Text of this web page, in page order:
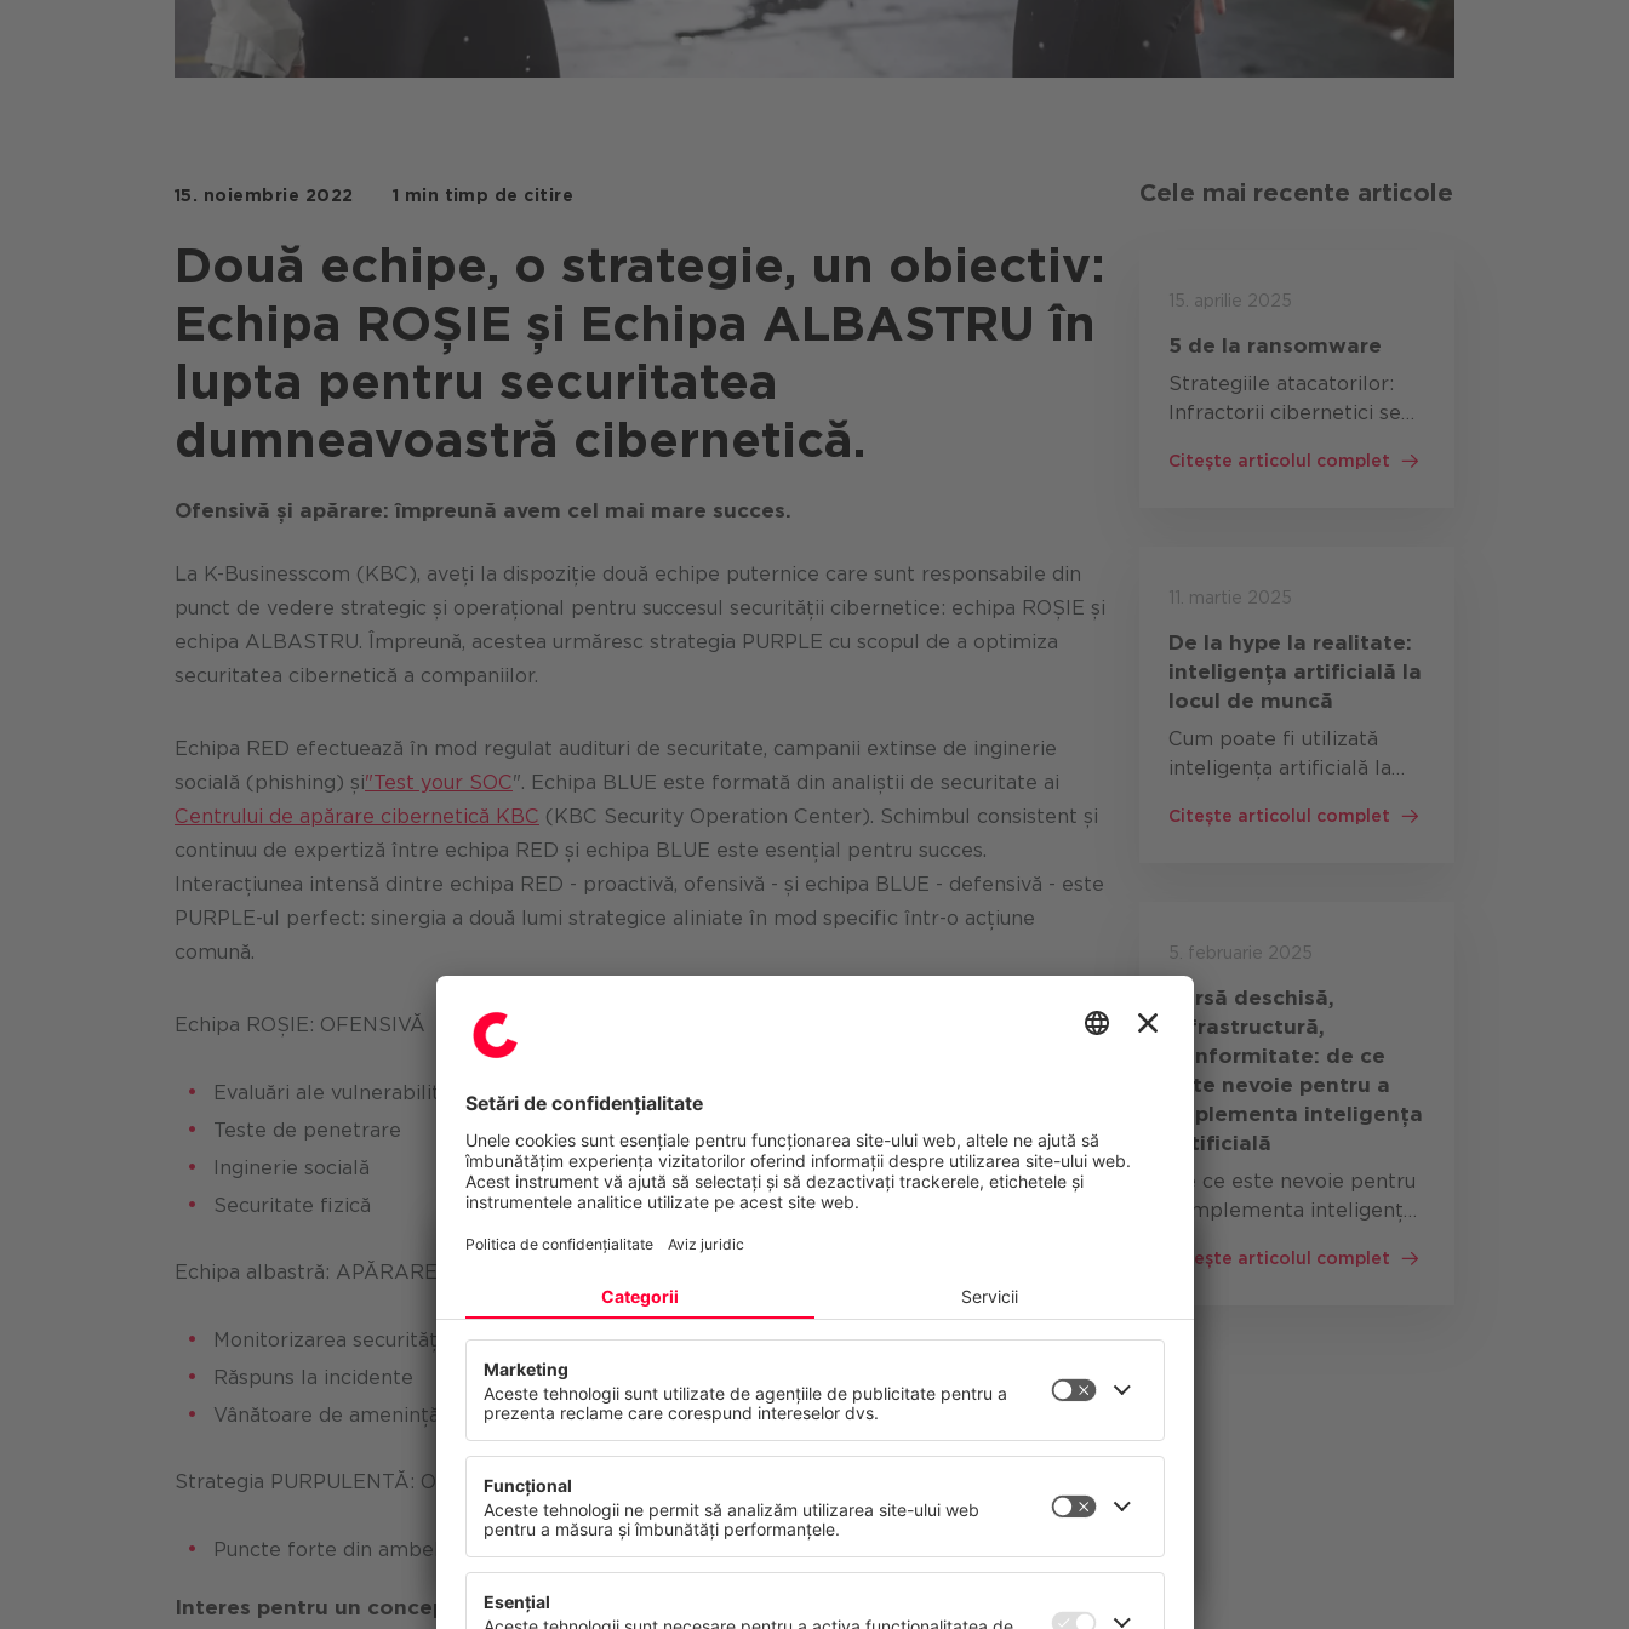
15. noiembrie 2022 1 min timp de citire
Două echipe, o strategie, un obiectiv:
Echipa ROȘIE și Echipa ALBASTRU în
lupta pentru securitatea
dumneavoastră cibernetică.
Ofensivă și apărare: împreună avem cel mai mare succes.
La K-Businesscom (KBC), aveți la dispoziție două echipe puternice care sunt responsabile din
punct de vedere strategic și operațional pentru succesul securității cibernetice: echipa ROȘIE și
echipa ALBASTRU. Împreună, acestea urmăresc strategia PURPLE cu scopul de a optimiza
securitatea cibernetică a companiilor.
Echipa RED efectuează în mod regulat audituri de securitate, campanii extinse de inginerie
socială (phishing) și"Test your SOC". Echipa BLUE este formată din analiștii de securitate ai
Centrului de apărare cibernetică KBC (KBC Security Operation Center). Schimbul consistent și
continuu de expertiză între echipa RED și echipa BLUE este esențial pentru succes.
Interacțiunea intensă dintre echipa RED - proactivă, ofensivă - și echipa BLUE - defensivă - este
PURPLE-ul perfect: sinergia a două lumi strategice aliniate în mod specific într-o acțiune
comună.
Echipa ROȘIE: OFENSIVĂ
Evaluări ale vulnerabilității
Teste de penetrare
Inginerie socială
Securitate fizică
Echipa albastră: APĂRARE
Monitorizarea securității
Răspuns la incidente
Vânătoare de amenințări
Strategia PURPULENTĂ: OBIECTIV COMUN
Puncte forte din ambele lumi combinate
Interes pentru un concept de securitate colorat:
Cele mai recente articole
15. aprilie 2025
5 de la ransomware
Strategiile atacatorilor:
Infractorii cibernetici se
de tehnici diferite pentru
avalanșă de e-mailuri…
Citește articolul complet
11. martie 2025
De la hype la realitate:
inteligența artificială la
locul de muncă
Cum poate fi utilizată
inteligența artificială la
Transformarea digitală
muncă, în special, joacă un
rol …
Citește articolul complet
5. februarie 2025
Sursă deschisă,
infrastructură,
conformitate: de ce
este nevoie pentru a
implementa inteligența
artificială
De ce este nevoie pentru
a implementa inteligența
companie? În cel mai
"No Hype AI" de la
Citește articolul complet
Confidențialitatea dumneavoastră contează
Acest site web folosește cookie-uri și tehnologii similare pentru a furniza și a îmbunătăți
continuu serviciile noastre și pentru a afișa reclame în funcție de interesele
dumneavoastră. Vă puteți retrage sau modifica consimțământul oricând, cu efect pentru
viitor.
Mai Multe Refuză